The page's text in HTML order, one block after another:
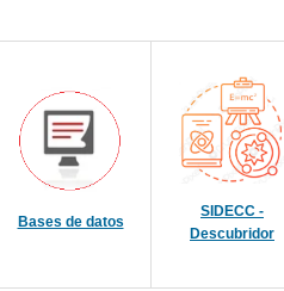
Bases de datos
SIDECC -
Descubridor